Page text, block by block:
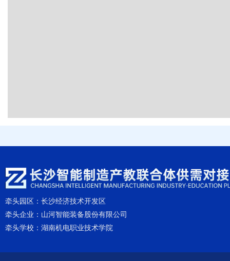
牵头园区： 长沙经济技术开发区
牵头企业： 山河智能装备股份有限公司
牵头学校： 湖南机电职业技术学院